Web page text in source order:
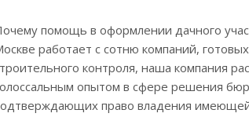
помощь в оформлении дачного
работает с сотню компаний,
контроля, наша компания
опытом в сфере решения
право владения